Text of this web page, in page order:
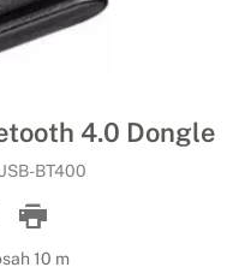
4.0 Dongle
BT400
10 m